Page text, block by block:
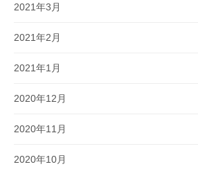
2021年3月
2021年2月
2021年1月
2020年12月
2020年11月
2020年10月